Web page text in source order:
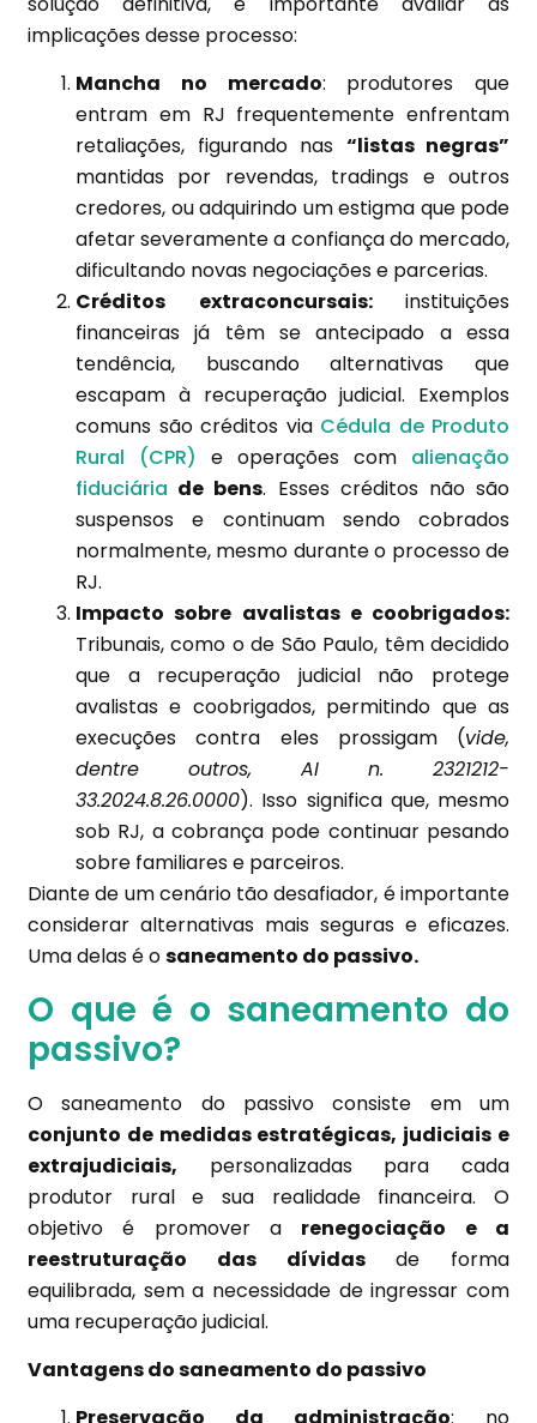
implicações desse processo:
Mancha no mercado: produtores que
entram em RJ frequentemente enfrentam
retaliações, figurando nas “listas negras”
mantidas por revendas, tradings e outros
credores, ou adquirindo um estigma que pode
afetar severamente a confiança do mercado,
dificultando novas negociações e parcerias.
Créditos extraconcursais: instituições
financeiras já têm se antecipado a essa
tendência, buscando alternativas que
escapam à recuperação judicial. Exemplos
comuns são créditos via Cédula de Produto
Rural (CPR) e operações com alienação
fiduciária de bens. Esses créditos não são
suspensos e continuam sendo cobrados
normalmente, mesmo durante o processo de
RJ.
Impacto sobre avalistas e coobrigados:
Tribunais, como o de São Paulo, têm decidido
que a recuperação judicial não protege
avalistas e coobrigados, permitindo que as
execuções contra eles prossigam (vide,
dentre outros, AI n. 2321212-
33.2024.8.26.0000). Isso significa que, mesmo
sob RJ, a cobrança pode continuar pesando
sobre familiares e parceiros.
Diante de um cenário tão desafiador, é importante
considerar alternativas mais seguras e eficazes.
Uma delas é osaneamento do passivo.
O que é o saneamento do
passivo?
O saneamento do passivo consiste em um
conjunto de medidas estratégicas, judiciais e
extrajudiciais, personalizadas para cada
produtor rural e sua realidade financeira. O
objetivo é promover a renegociação e a
reestruturação das dívidasde forma
equilibrada, sem a necessidade de ingressar com
uma recuperação judicial.
Vantagens do saneamento do passivo